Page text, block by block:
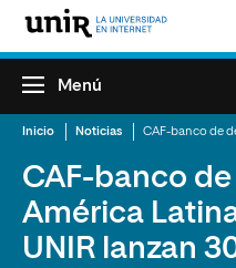
Menú
Inicio Noticias
CAF-banco
América
UNIR lanzan